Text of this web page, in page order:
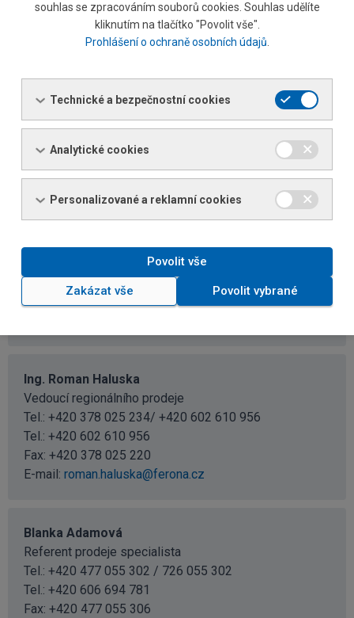
Referent prodeje specialista
Tel.:+420 602 225 417
E-mail:oldrich.maly@ferona.cz
Západní Čechy
Eva Brichová
Manažer prodeje komodity
Tel.: +420 498 514 852/ 602 562 076
Tel.:+420 602 562 076
Fax: +420 498 514 850
Ing. Roman Haluska
Vedoucí regionálního prodeje
Tel.: +420 378 025 234/ +420 602 610 956
Tel.: +420 602 610 956
Fax: +420 378 025 220
E-mail: roman.haluska@ferona.cz
Blanka Adamová
Referent prodeje specialista
Tel.: +420 477 055 302 / 726 055 302
Tel.: +420 606 694 781
Fax: +420 477 055 306
souhlas se zpracováním souborů cookies. Souhlas udělíte
kliknutím na tlačítko "Povolit vše".
Prohlášení o ochraně osobních údajů
Technické a bezpečnostní cookies
Analytické cookies
Personalizované a reklamní cookies
Povolit vše
Zakázat vše Povolit vybrané